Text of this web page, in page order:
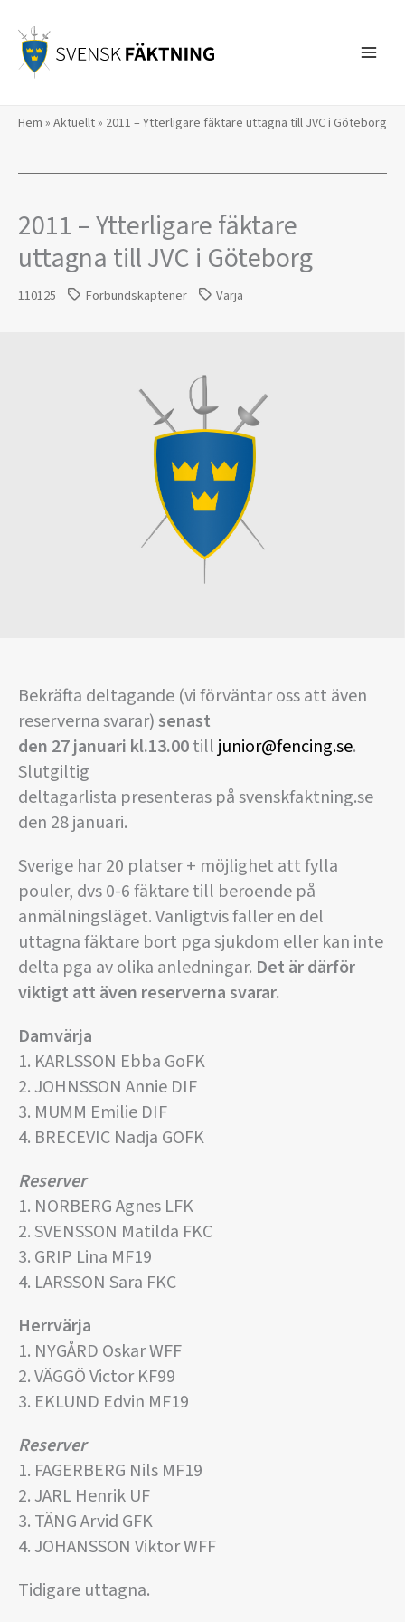
innehåll
Hem » Aktuellt» 2011 – Ytterligare fäktare uttagna till JVC i Göteborg
2011 – Ytterligare fäktare
uttagna till JVC i Göteborg
110125 Förbundskaptener Värja
Bekräfta deltagande (vi förväntar oss att även
reserverna svarar)senast
den 27 januari kl.13.00till junior@fencing.se.
Slutgiltig
deltagarlista presenteras på svenskfaktning.se
den 28 januari.
Sverige har 20 platser + möjlighet att fylla
pouler, dvs 0-6 fäktare till beroende på
anmälningsläget. Vanligtvis faller en del
uttagna fäktare bort pga sjukdom eller kan inte
delta pga av olika anledningar. Det är därför
viktigt att även reserverna svarar.
Damvärja
1. KARLSSON Ebba GoFK
2. JOHNSSON Annie DIF
3. MUMM Emilie DIF
4. BRECEVIC Nadja GOFK
Reserver
1. NORBERG Agnes LFK
2. SVENSSON Matilda FKC
3. GRIP Lina MF19
4. LARSSON Sara FKC
Herrvärja
1. NYGÅRD Oskar WFF
2. VÄGGÖ Victor KF99
3. EKLUND Edvin MF19
Reserver
1. FAGERBERG Nils MF19
2. JARL Henrik UF
3. TÄNG Arvid GFK
4. JOHANSSON Viktor WFF
Tidigare uttagna.